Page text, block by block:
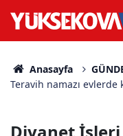
Anasayfa
Teravih namazı evlerde